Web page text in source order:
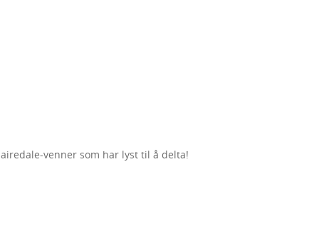
venner som har lyst til å delta!